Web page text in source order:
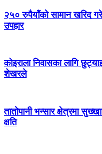
२५० रुपैयाँको सामान खरिद
उपहार
कोइराला निवासका लागि
शेखरले
तातोपानी भन्सार क्षेत्रमा
क्षति